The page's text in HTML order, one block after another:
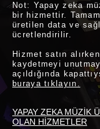
Not: Yapay zeka
bir hizmettir.
üretilen data ve
ücretlendirilir.
Hizmet satın
kaydetmeyi
açıldığında
buraya tıklayın.
YAPAY ZEKA MÜZİK
OLAN HİZMETLER